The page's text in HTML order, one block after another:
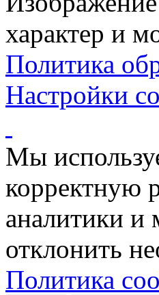
характер и
Политика
Настройки
Мы
корректную
аналитики и
отклонить
Политика